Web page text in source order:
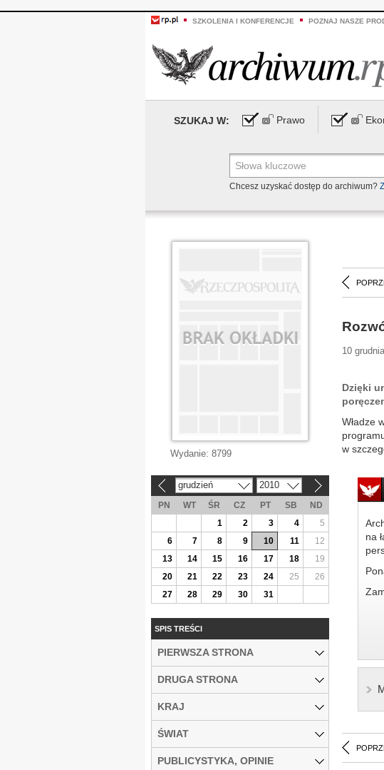
SZKOLENIA I KONFERENCJE POZNAJ NASZE
SZUKAJ W: Prawo
Chcesz uzyskać dostęp do archiwum?
10
Dzięki
Władze
w
na
Wydanie: 8799
grudzień 2010
PN WT ŚR CZ PT SB
ND
1
2 3 4
5
6
7 8 9 10 11
12
13
14 15 16 17 18
19
20
21 22 23 24 25
26
27
28 29 30 31
SPIS TREŚCI
PIERWSZA STRONA
DRUGA STRONA
KRAJ
ŚWIAT
PUBLICYSTYKA, OPINIE